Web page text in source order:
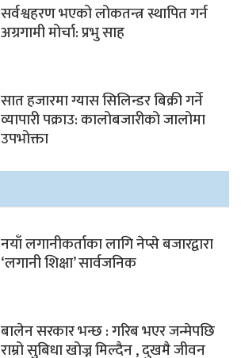
सर्वश्वहरण भएको लोकतन्त्र स्थापित गर्न
अग्रगामी मोर्चा: प्रभु साह
सात हजारमा ग्यास सिलिन्डर बिक्री गर्ने
व्यापारी पक्राउ: कालोबजारीको जालोमा
उपभोक्ता
नयाँ लगानीकर्ताका लागि नेप्से बजारद्वारा
‘लगानी शिक्षा’ सार्वजनिक
बालेन सरकार भन्छ : गरिब भएर जन्मेपछि
राम्रो सुबिधा खोज्न मिल्दैन , दुखमै जीवन